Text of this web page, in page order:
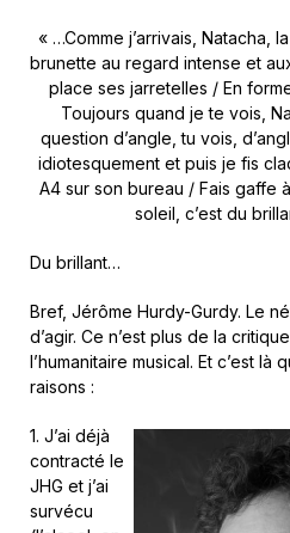
« …Comme j’arrivais, Natacha,
brunette au regard intense et
place ses jarretelles / En
Toujours quand je te vois,
question d’angle, tu vois,
idiotesquement et puis je fis
A4 sur son bureau / Fais gaffe
soleil, c’est du
Du brillant…
Bref, Jérôme Hurdy-Gurdy. Le
d’agir. Ce n’est plus de la
l’humanitaire musical. Et c’est là
raisons :
1. J’ai déjà
contracté le
JHG et j’ai
survécu